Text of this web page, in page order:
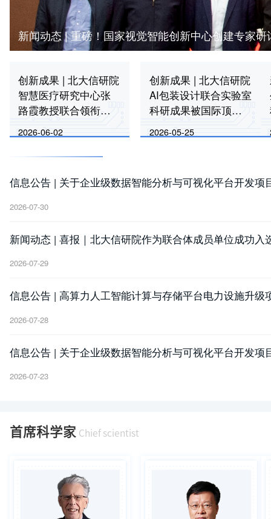
新闻动态 | 重磅！国家视觉智能创新中心创建专家
创新成果 | 北大信研院
智慧医疗研究中心张
路霞教授联合领衔
2026-06-02
创新成果 | 北大信研院
AI包装设计联合实验室
科研成果被国际顶级
用
2026-05-25
信息公告 | 关于企业级数据智能分析与可视化平台开发
2026-07-30
新闻动态 | 喜报｜北大信研院作为联合体成员单位成功
2026-07-29
信息公告 | 高算力人工智能计算与存储平台电力设施升
2026-07-28
信息公告 | 关于企业级数据智能分析与可视化平台开发
2026-07-23
首席科学家 Chief scientist